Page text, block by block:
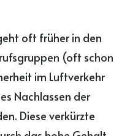
oft früher in den
(oft schon
im Luftverkehr
Nachlassen der
Diese verkürzte